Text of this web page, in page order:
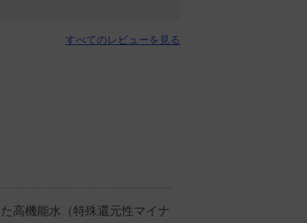
すべてのレビューを見る
高機能水（特殊還元性マイナ